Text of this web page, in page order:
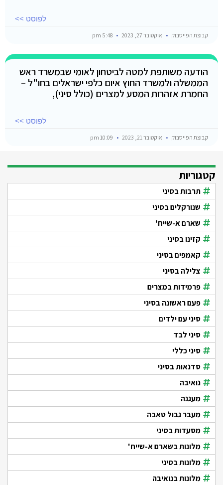
לפוסט >>
קבוצת הפייסבוק אוקטובר 27, 2023
הודעה משותפת למטה לביטחון לאומי שבמשרד ראש
הממשלה ולמשרד החוץ איום כלפי ישראלים בחו"ל –
החמרת אזהרות המסע למצרים (כולל סיני),
לפוסט >>
קבוצת הפייסבוק אוקטובר 21, 2023
קטגוריות
תרבות בסיני
שנורקלים בסיני
שארם א-שייח'
קזינו בסיני
קאמפים בסיני
צלילה בסיני
פרמידות במצרים
פעם ראשונה בסיני
סיני עם ילדים
סיני לבד
סיני כללי
סדנאות בסיני
נואיבה
מעגנה
מעבר גבול טאבה
מסעדות בסיני
מלונות בשארם א-שייח'
מלונות בסיני
מלונות בנואיבה